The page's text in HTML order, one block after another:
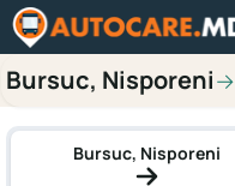
Bursuc, Nisporeni→
Bursuc, Nisporeni